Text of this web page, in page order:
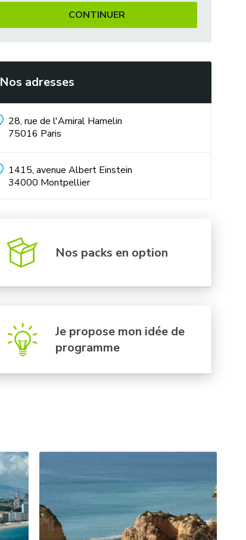
CONTINUER
Nos adresses
28, rue de l'Amiral Hamelin
75016 Paris
1415, avenue Albert Einstein
34000 Montpellier
Nos packs en option
Je propose mon idée de
programme